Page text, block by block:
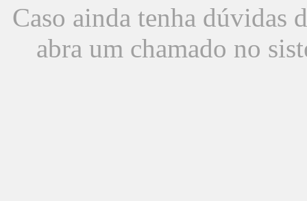
Caso ainda tenha dúvidas
abra um chamado no